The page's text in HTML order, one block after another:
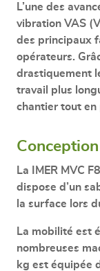
L’une des
vibration VAS
des principaux
opérateurs.
drastiquement
travail plus
chantier tout en
La IMER MVC
dispose d’un
la surface lors
La mobilité est
nombreuses
kg est équipée